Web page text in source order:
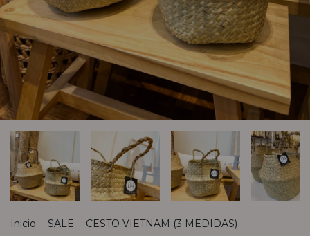
Inicio . SALE . CESTO VIETNAM (3 MEDIDAS)